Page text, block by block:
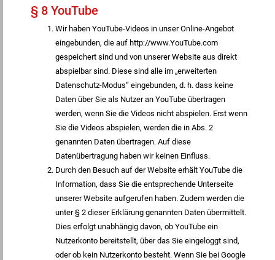
§ 8 YouTube
Wir haben YouTube-Videos in unser Online-Angebot
eingebunden, die auf http://www.YouTube.com
gespeichert sind und von unserer Website aus direkt
abspielbar sind. Diese sind alle im „erweiterten
Datenschutz-Modus“ eingebunden, d. h. dass keine
Daten über Sie als Nutzer an YouTube übertragen
werden, wenn Sie die Videos nicht abspielen. Erst wenn
Sie die Videos abspielen, werden die in Abs. 2
genannten Daten übertragen. Auf diese
Datenübertragung haben wir keinen Einfluss.
Durch den Besuch auf der Website erhält YouTube die
Information, dass Sie die entsprechende Unterseite
unserer Website aufgerufen haben. Zudem werden die
unter § 2 dieser Erklärung genannten Daten übermittelt.
Dies erfolgt unabhängig davon, ob YouTube ein
Nutzerkonto bereitstellt, über das Sie eingeloggt sind,
oder ob kein Nutzerkonto besteht. Wenn Sie bei Google